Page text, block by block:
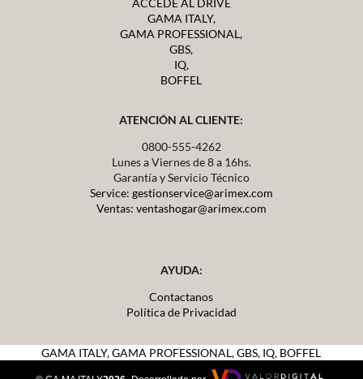
GAMA ITALY,
GAMA PROFESSIONAL,
GBS,
IQ,
BOFFEL
ATENCIÓN AL CLIENTE:
0800-555-4262
Lunes a Viernes de 8 a 16hs.
Garantía y Servicio Técnico
Service: gestionservice@arimex.com
Ventas: ventashogar@arimex.com
AYUDA:
Contactanos
Política de Privacidad
GAMA ITALY,GAMA PROFESSIONAL, GBS, IQ, BOFFEL